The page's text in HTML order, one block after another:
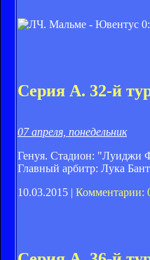
Серия А. 32-й
07 апреля, понедельник
Генуя. Стадион: "Луиджи
Главный арбитр: Лука
10.03.2015 | Комментарии: